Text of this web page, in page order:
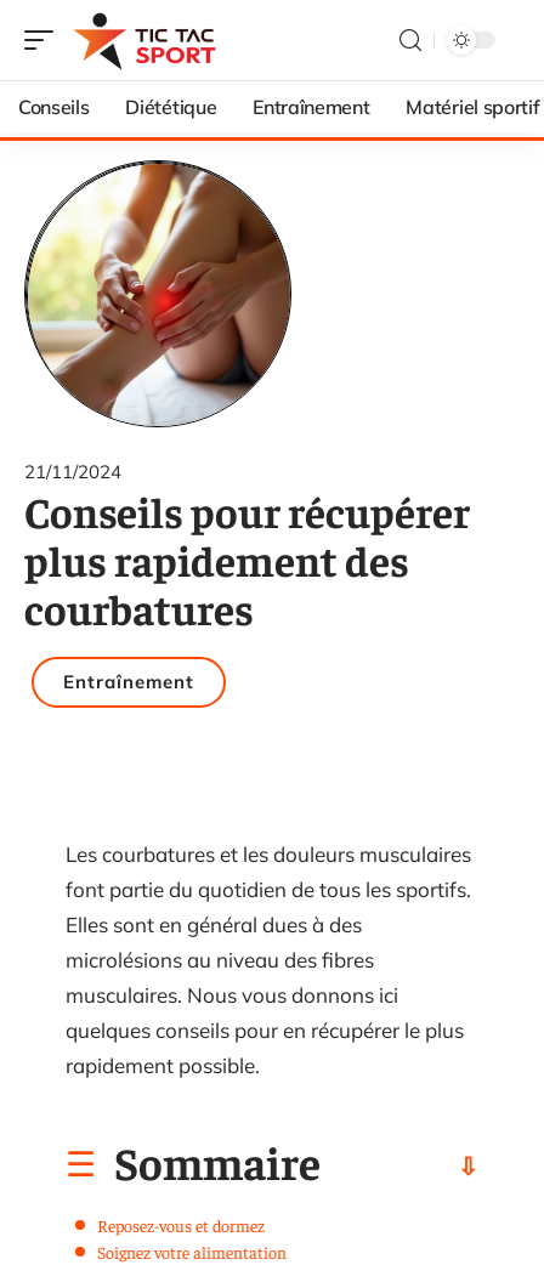
Conseils Diététique Entraînement Matériel sportif
21/11/2024
Conseils pour récupérer
plus rapidement des
courbatures
Entraînement
Les courbatures et les douleurs musculaires
font partie du quotidien de tous les sportifs.
Elles sont en général dues à des
microlésions au niveau des fibres
musculaires. Nous vous donnons ici
quelques conseils pour en récupérer le plus
rapidement possible.
Sommaire
Reposez-vous et dormez
Soignez votre alimentation